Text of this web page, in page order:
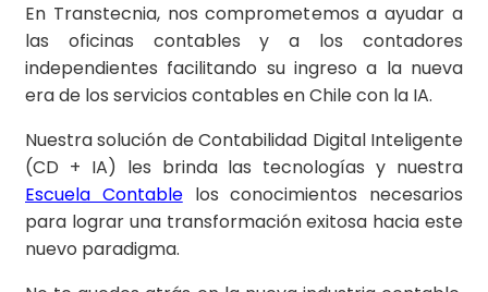
En Transtecnia, nos comprometemos a ayudar a
las oficinas contables y a los contadores
independientes facilitando su ingreso a la nueva
era de los servicios contables en Chile con la IA.
Nuestra solución de Contabilidad Digital Inteligente
(CD + IA) les brinda las tecnologías y nuestra
Escuela Contablelos conocimientos necesarios
para lograr una transformación exitosa hacia este
nuevo paradigma.